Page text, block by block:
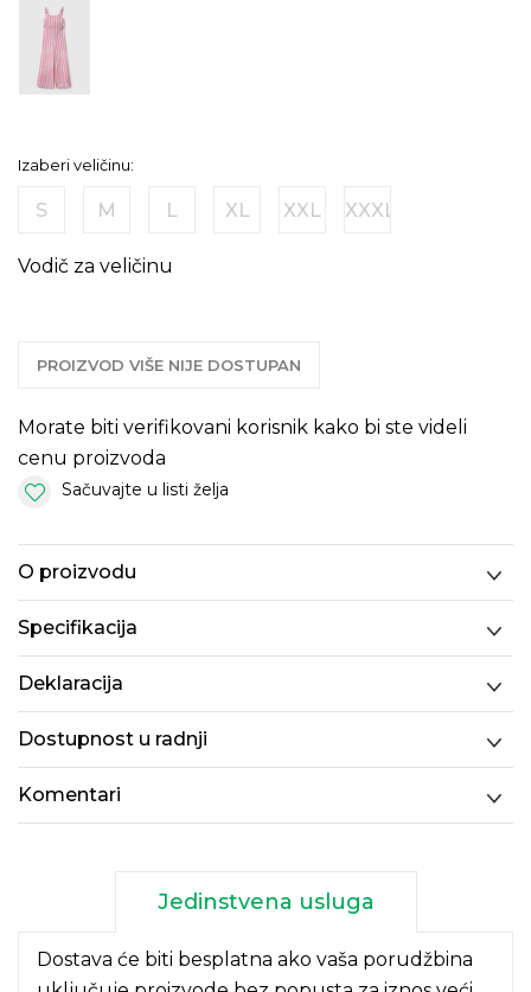
Izaberi veličinu:
S M L XL XXL XXXL
Vodič za veličinu
PROIZVOD VIŠE NIJE DOSTUPAN
Morate biti verifikovani korisnik kako bi ste videli
cenu proizvoda
Sačuvajte u listi želja
O proizvodu
Specifikacija
Deklaracija
Dostupnost u radnji
Komentari
Jedinstvena usluga
Dostava će biti besplatna ako vaša porudžbina